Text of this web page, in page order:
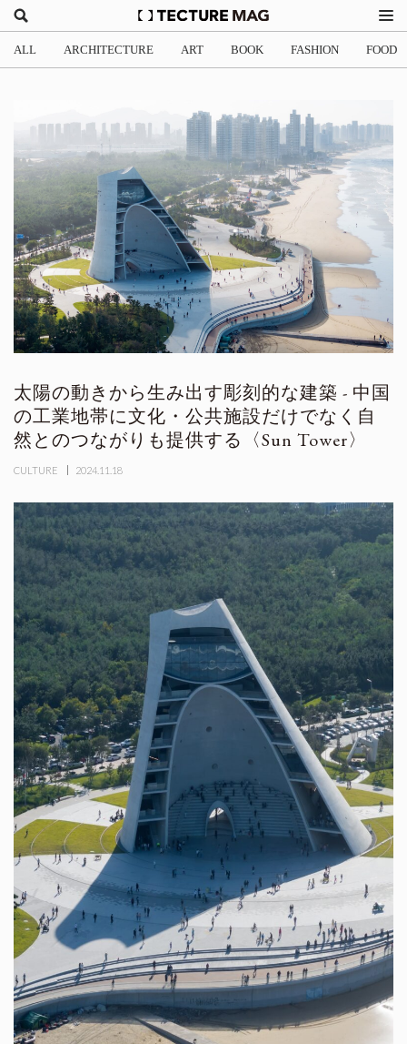
ALL ARCHITECTURE ART BOOK FASHION FOOD
太陽の動きから生み出す彫刻的な建築 - 中国
の工業地帯に文化・公共施設だけでなく自
然とのつながりも提供する〈Sun Tower〉
CULTURE 2024.11.18